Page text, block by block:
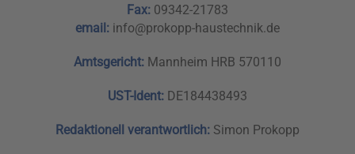
Fax: 09342-21783
email: info@prokopp-haustechnik.de
Amtsgericht: Mannheim HRB 570110
UST-Ident: DE184438493
Redaktionell verantwortlich: Simon Prokopp